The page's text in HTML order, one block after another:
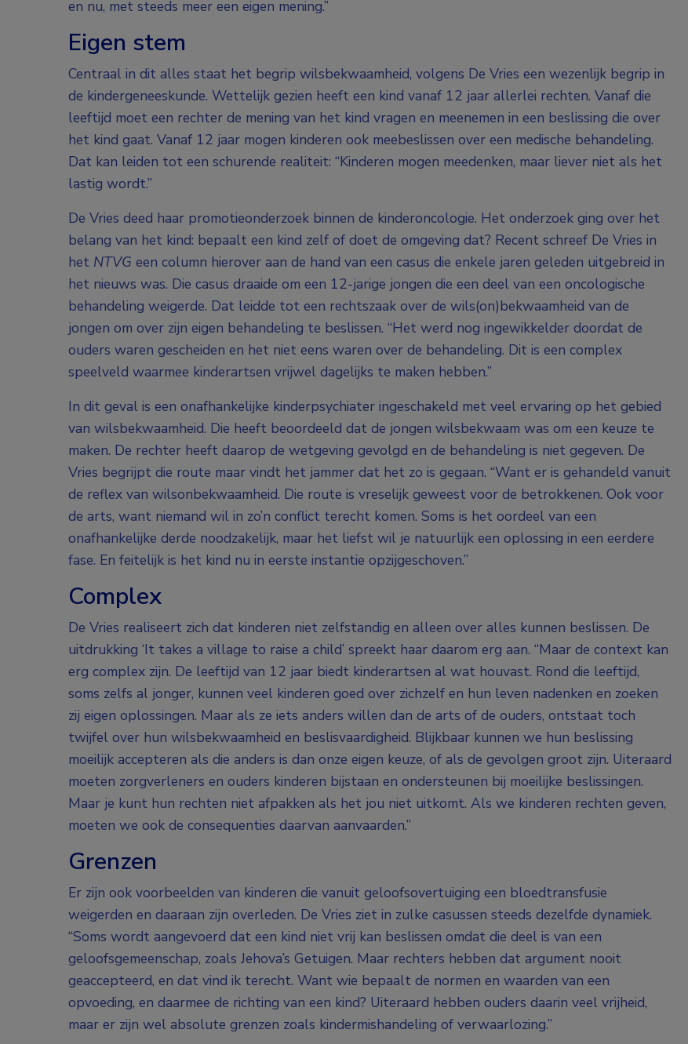
en nu, met steeds meer een eigen mening.”
Eigen stem
Centraal in dit alles staat het begrip wilsbekwaamheid, volgens De Vries een wezenlijk begrip in
de kindergeneeskunde. Wettelijk gezien heeft een kind vanaf 12 jaar allerlei rechten. Vanaf die
leeftijd moet een rechter de mening van het kind vragen en meenemen in een beslissing die over
het kind gaat. Vanaf 12 jaar mogen kinderen ook meebeslissen over een medische behandeling.
Dat kan leiden tot een schurende realiteit: “Kinderen mogen meedenken, maar liever niet als het
lastig wordt.”
De Vries deed haar promotieonderzoek binnen de kinderoncologie. Het onderzoek ging over het
belang van het kind: bepaalt een kind zelf of doet de omgeving dat? Recent schreef De Vries in
het NTVG een column hierover aan de hand van een casus die enkele jaren geleden uitgebreid in
het nieuws was. Die casus draaide om een 12-jarige jongen die een deel van een oncologische
behandeling weigerde. Dat leidde tot een rechtszaak over de wils(on)bekwaamheid van de
jongen om over zijn eigen behandeling te beslissen. “Het werd nog ingewikkelder doordat de
ouders waren gescheiden en het niet eens waren over de behandeling. Dit is een complex
speelveld waarmee kinderartsen vrijwel dagelijks te maken hebben.”
In dit geval is een onafhankelijke kinderpsychiater ingeschakeld met veel ervaring op het gebied
van wilsbekwaamheid. Die heeft beoordeeld dat de jongen wilsbekwaam was om een keuze te
maken. De rechter heeft daarop de wetgeving gevolgd en de behandeling is niet gegeven. De
Vries begrijpt die route maar vindt het jammer dat het zo is gegaan. “Want er is gehandeld vanuit
de reflex van wilsonbekwaamheid. Die route is vreselijk geweest voor de betrokkenen. Ook voor
de arts, want niemand wil in zo’n conflict terecht komen. Soms is het oordeel van een
onafhankelijke derde noodzakelijk, maar het liefst wil je natuurlijk een oplossing in een eerdere
fase. En feitelijk is het kind nu in eerste instantie opzijgeschoven.”
Complex
De Vries realiseert zich dat kinderen niet zelfstandig en alleen over alles kunnen beslissen. De
uitdrukking ‘It takes a village to raise a child’ spreekt haar daarom erg aan. “Maar de context kan
erg complex zijn. De leeftijd van 12 jaar biedt kinderartsen al wat houvast. Rond die leeftijd,
soms zelfs al jonger, kunnen veel kinderen goed over zichzelf en hun leven nadenken en zoeken
zij eigen oplossingen. Maar als ze iets anders willen dan de arts of de ouders, ontstaat toch
twijfel over hun wilsbekwaamheid en beslisvaardigheid. Blijkbaar kunnen we hun beslissing
moeilijk accepteren als die anders is dan onze eigen keuze, of als de gevolgen groot zijn. Uiteraard
moeten zorgverleners en ouders kinderen bijstaan en ondersteunen bij moeilijke beslissingen.
Maar je kunt hun rechten niet afpakken als het jou niet uitkomt. Als we kinderen rechten geven,
moeten we ook de consequenties daarvan aanvaarden.”
Grenzen
Er zijn ook voorbeelden van kinderen die vanuit geloofsovertuiging een bloedtransfusie
weigerden en daaraan zijn overleden. De Vries ziet in zulke casussen steeds dezelfde dynamiek.
“Soms wordt aangevoerd dat een kind niet vrij kan beslissen omdat die deel is van een
geloofsgemeenschap, zoals Jehova’s Getuigen. Maar rechters hebben dat argument nooit
geaccepteerd, en dat vind ik terecht. Want wie bepaalt de normen en waarden van een
opvoeding, en daarmee de richting van een kind? Uiteraard hebben ouders daarin veel vrijheid,
maar er zijn wel absolute grenzen zoals kindermishandeling of verwaarlozing.”